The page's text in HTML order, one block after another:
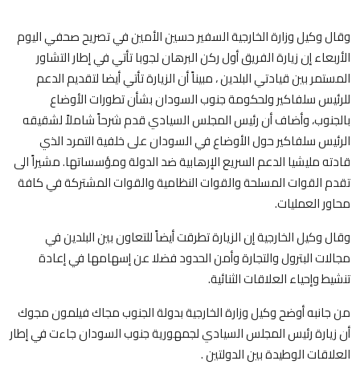
وقال وكيل وزارة الخارجية السفير حسين الأمين في تصريح صحفي اليوم
الأربعاء إن زيارة الفريق أول ركن البرهان لجوبا تأتي في إطار التشاور
المستمر بين قيادتي البلدين ، مبيناً أن الزيارة تأتي أيضا لتقديم الدعم
للرئيس سلفاكير ولحكومة جنوب السودان بشأن تطورات الأوضاع
بالجنوب، وأضاف أن رئيس المجلس السيادي قدم شرحاً شاملاً لشقيقه
الرئيس سلفاكير حول الأوضاع في السودان على خلفية التمرد الذي
قادته مليشيا الدعم السريع الإرهابية ضد الدولة ومؤسساتها. مشيراً الى
تقدم القوات المسلحة والقوات النظامية والقوات المشتركة في كافة
محاور العمليات.
وقال وكيل الخارجية إن الزيارة تطرقت أيضاً للتعاون بين البلدين في
مجالات البترول والتجارة وأمن الحدود فضلا عن إسهامها في إعادة
تنشيط وإحياء العلاقات الثنائية.
من جانبه أوضح وكيل وزارة الخارجية بدولة الجنوب مجاك فيلمون مجوك
أن زيارة رئيس المجلس السيادي لجمهورية جنوب السودان جاءت في إطار
العلاقات الوطيدة بين الدولتين .